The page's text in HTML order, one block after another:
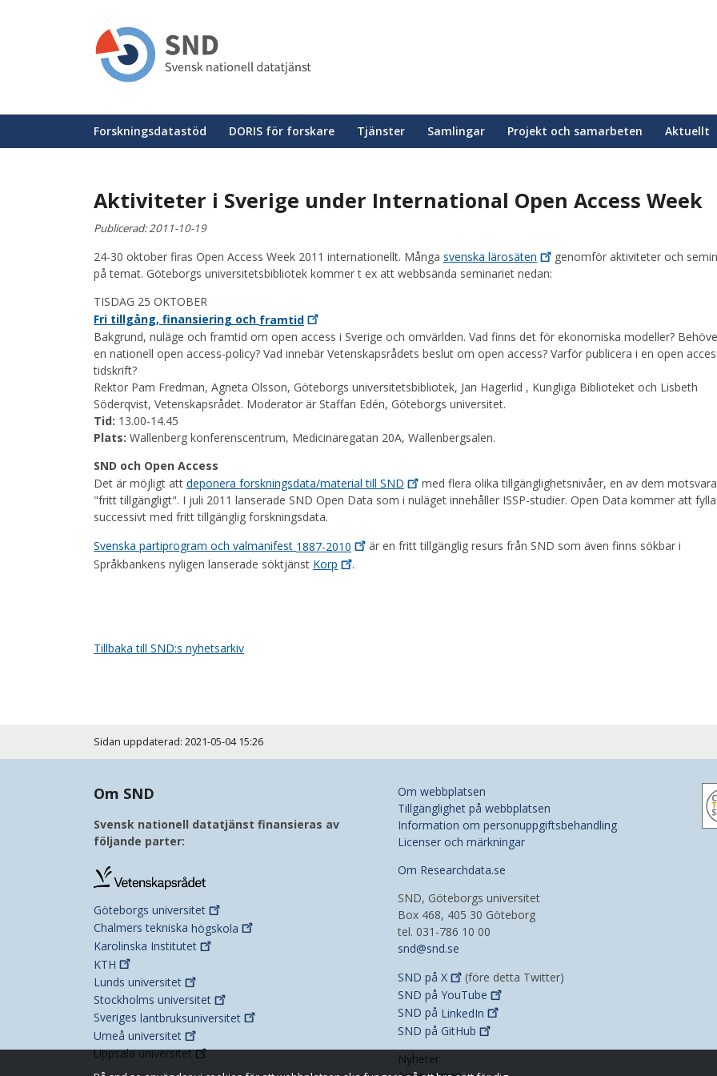
Huvudmeny
Forskningsdatastöd DORIS för forskare Tjänster Samlingar Projekt och samarbeten Aktuellt
Aktiviteter i Sverige under International Open Access Week
Publicerad:2011-10-19
24-30 oktober firas Open Access Week 2011 internationellt. Många svenska lärosäten
genomför aktiviteter och
på temat. Göteborgs universitetsbibliotek kommer t ex att webbsända seminariet nedan:
TISDAG 25 OKTOBER
Fri tillgång, finansiering och framtid
Bakgrund, nuläge och framtid om open access i Sverige och omvärlden. Vad finns det för ekonomiska modeller?
en nationell open access-policy? Vad innebär Vetenskapsrådets beslut om open access? Varför publicera i en open
tidskrift?
Rektor Pam Fredman, Agneta Olsson, Göteborgs universitetsbibliotek, Jan Hagerlid , Kungliga Biblioteket och Lisbeth
Söderqvist, Vetenskapsrådet. Moderator är Staffan Edén, Göteborgs universitet.
Tid: 13.00-14.45
Plats: Wallenberg konferenscentrum, Medicinaregatan 20A, Wallenbergsalen.
SND och Open Access
Det är möjligt att deponera forskningsdata/material till SND
med flera olika tillgänglighetsnivåer, en av dem
"fritt tillgängligt". I juli 2011 lanserade SND Open Data som i nuläget innehåller ISSP-studier. Open Data kommer att
successivt med fritt tillgänglig forskningsdata.
Svenska partiprogram och valmanifest 1887-2010
är en fritt tillgänglig resurs från SND som även finns sökbar i
Språkbankens nyligen lanserade söktjänst Korp .
Tillbaka till SND:s nyhetsarkiv
Sidan uppdaterad: 2021-05-04 15:26
Om SND
Svensk nationell datatjänst finansieras av
följande parter:
Göteborgs universitet
Chalmers tekniska högskola
Karolinska Institutet
KTH
Lunds universitet
Stockholms universitet
Sveriges lantbruksuniversitet
Umeå universitet
Uppsalauniversitet
Om webbplatsen
Tillgänglighet på webbplatsen
Information om personuppgiftsbehandling
Licenser och märkningar
Om Researchdata.se
SND, Göteborgs universitet
Box 468, 405 30 Göteborg
tel. 031-786 10 00
snd@snd.se
SND på X
(före detta Twitter)
SND på YouTube
SND på LinkedIn
SND på GitHub
Nyheter